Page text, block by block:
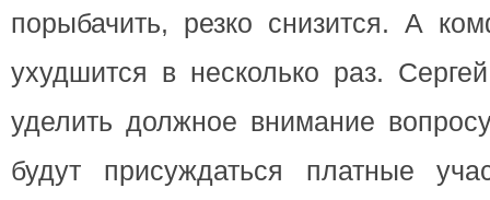
порыбачить, резко снизится. А
ухудшится в несколько раз.
уделить должное внимание
будут присуждаться платные